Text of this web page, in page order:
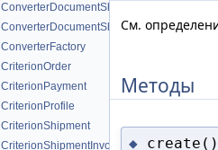
ConverterDocumentShipment
ConverterDocumentShipmentInvoice
ConverterFactory
CriterionOrder
CriterionPayment
CriterionProfile
CriterionShipment
CriterionShipmentInvoice
См.
Методы
◆ create()